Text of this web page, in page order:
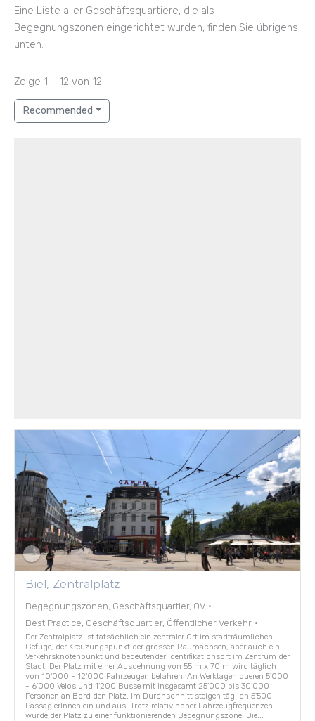
Eine Liste aller Geschäftsquartiere, die als
Begegnungszonen eingerichtet wurden, finden Sie übrigens
unten.
Zeige 1 – 12 von 12
Recommended
Biel, Zentralplatz
Begegnungszonen, Geschäftsquartier, ÖV ·
Best Practice, Geschäftsquartier, Öffentlicher Verkehr ·
Der Zentralplatz ist tatsächlich ein zentraler Ort im stadträumlichen
Gefüge, der Kreuzungspunkt der grossen Raumachsen, aber auch ein
Verkehrsknotenpunkt und bedeutender Identifikationsort im Zentrum der
Stadt. Der Platz mit einer Ausdehnung von 55 m x 70 m wird täglich
von 10'000 - 12'000 Fahrzeugen befahren. An Werktagen queren 5'000
- 6'000 Velos und 1'200 Busse mit insgesamt 25'000 bis 30'000
Personen an Bord den Platz. Im Durchschnitt steigen täglich 5'500
PassagierInnen ein und aus. Trotz relativ hoher Fahrzeugfrequenzen
wurde der Platz zu einer funktionierenden Begegnungszone. Die...